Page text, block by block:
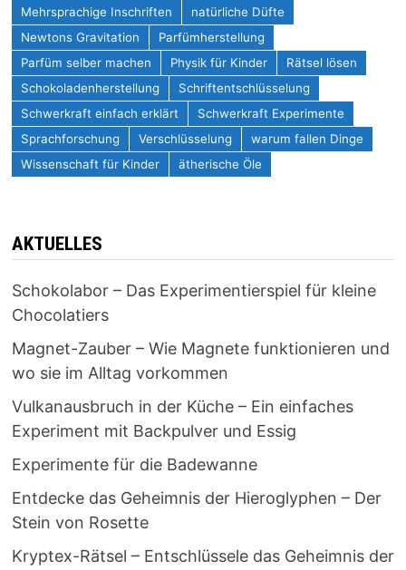
Mehrsprachige Inschriften
natürliche Düfte
Newtons Gravitation
Parfümherstellung
Parfüm selber machen
Physik für Kinder
Rätsel lösen
Schokoladenherstellung
Schriftentschlüsselung
Schwerkraft einfach erklärt
Schwerkraft Experimente
Sprachforschung
Verschlüsselung
warum fallen Dinge
Wissenschaft für Kinder
ätherische Öle
AKTUELLES
Schokolabor – Das Experimentierspiel für kleine
Chocolatiers
Magnet-Zauber – Wie Magnete funktionieren und
wo sie im Alltag vorkommen
Vulkanausbruch in der Küche – Ein einfaches
Experiment mit Backpulver und Essig
Experimente für die Badewanne
Entdecke das Geheimnis der Hieroglyphen – Der
Stein von Rosette
Kryptex-Rätsel – Entschlüssele das Geheimnis der